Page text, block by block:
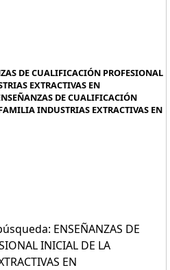
DE CUALIFICACIÓN PROFESIONAL
EXTRACTIVAS EN
DE CUALIFICACIÓN
INDUSTRIAS EXTRACTIVAS EN
ENSEÑANZAS DE
INICIAL DE LA
EN